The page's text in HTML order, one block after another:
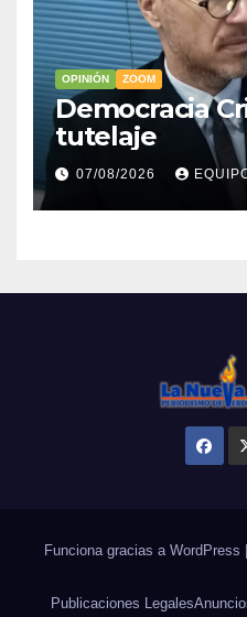
OPINIÓN ZOOM
Democracia
tutelaje
07/08/2026
Funciona gracias a WordPress
Publicaciones Legales